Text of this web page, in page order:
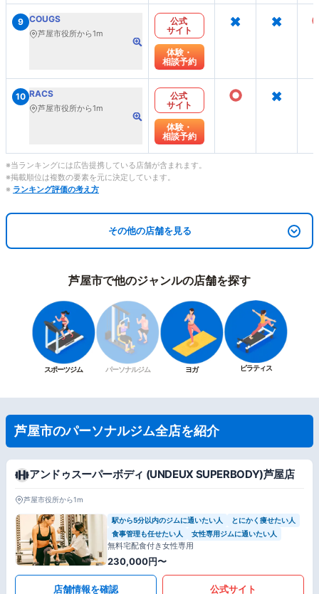
9 COUGS
芦屋市役所から1m
公式
サイト
体験・
相談予約
× ×
10 RACS
芦屋市役所から1m
公式
サイト
体験・
相談予約
○ ×
※当ランキングには広告提携している店舗が含まれます。
※掲載順位は複数の要素を元に決定しています。
※ ランキング評価の考え方
その他の店舗を見る
芦屋市で他のジャンルの店舗を探す
スポーツジム パーソナルジム ヨガ ピラティス
芦屋市のパーソナルジム全店を紹介
アンドゥスーパーボディ (UNDEUX SUPERBODY)芦屋店
芦屋市役所から1m
駅から5分以内のジムに通いたい人
とにかく痩せたい人
食事管理も任せたい人
女性専用ジムに通いたい人
無料宅配食付き女性専用
230,000円〜
店舗情報を確認 公式サイト